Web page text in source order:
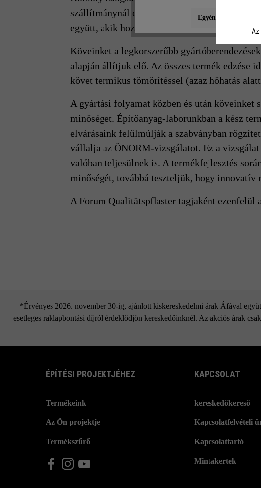
szállítmánynál ellenőrzik a szállított homok
együtt, akik hozzánk hasonlóan rendkívül
Köveinket a legkorszerűbb
alapján állítjuk elő. Az összes termék edzése
követ termikus tömörítéssel (azaz hőhatás
A gyártási folyamat közben és után köveinket
minőséget. Építőanyag-laborunkban a kész
elvárásaink felülmúlják a szabványban
vállalja az ÖNORM-vizsgálatot. Ez a
valóban teljesülnek is. A termékfejlesztés
minőségét, továbbá teszteljük, hogy innovatív
A Forum Qualitätspflaster tagjaként ezenfelül
*Érvényes 2026. november 30-ig, ajánlott kiskereskedelmi árak Áfával
esetleges raklapbontási díjról érdeklődjön kereskedőinknél. Az akciós árak
ÉPÍTÉSI PROJEKTJÉHEZ
Termékeink
Az Ön projektje
Termékszűrő
KAPCSOLAT
kereskedőkereső
Kapcsolatfelvételi
Kapcsolattartó
Mintakertek
Egyéni beállítások
Az